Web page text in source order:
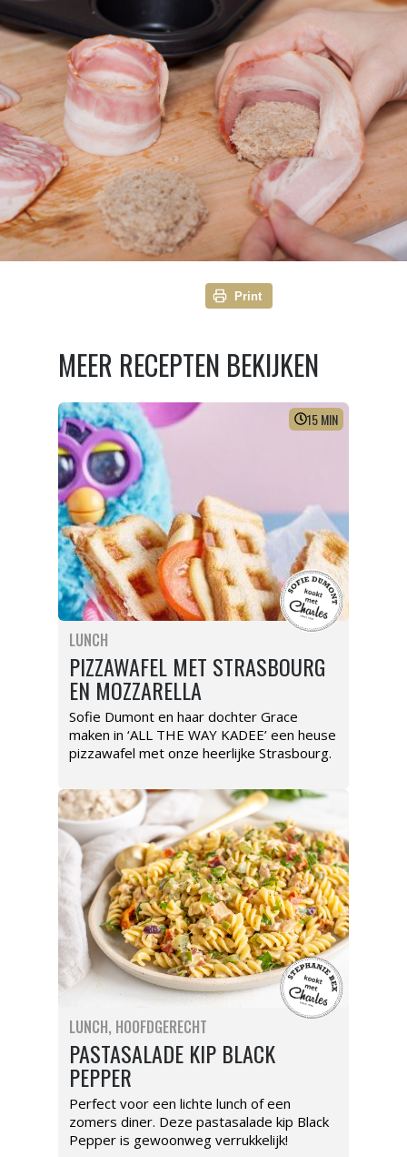
Print
MEER RECEPTEN BEKIJKEN
15MIN
LUNCH
PIZZAWAFEL MET STRASBOURG
EN MOZZARELLA
Sofie Dumont en haar dochter Grace
maken in ‘ALL THE WAY KADEE’ een heuse
pizzawafel met onze heerlijke Strasbourg.
LUNCH HOOFDGERECHT
PASTASALADE KIP BLACK
PEPPER
Perfect voor een lichte lunch of een
zomers diner. Deze pastasalade kip Black
Pepper is gewoonweg verrukkelijk!